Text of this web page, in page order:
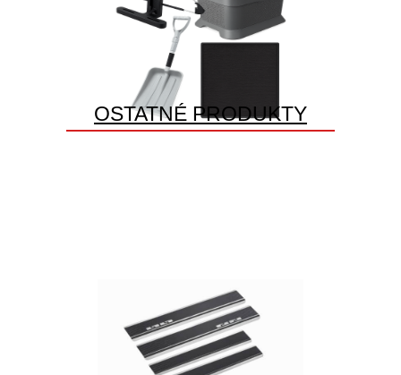
OSTATNÉ PRODUKTY